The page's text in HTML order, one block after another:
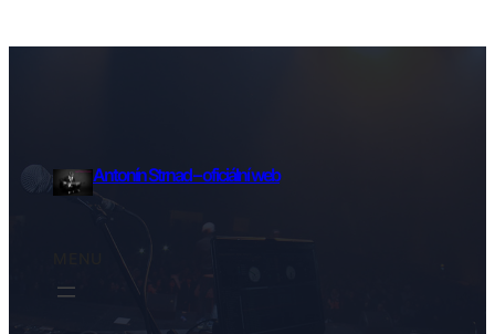
Antonín Strnad – oficiální web